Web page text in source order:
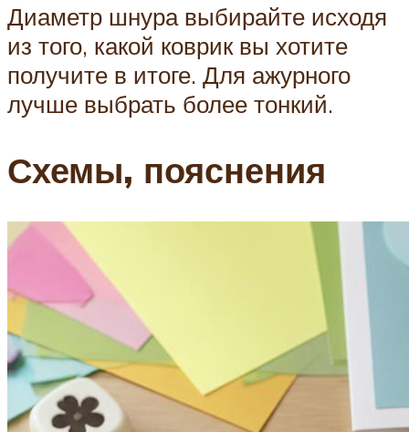
Диаметр шнура выбирайте исходя
из того, какой коврик вы хотите
получите в итоге. Для ажурного
лучше выбрать более тонкий.
Схемы, пояснения